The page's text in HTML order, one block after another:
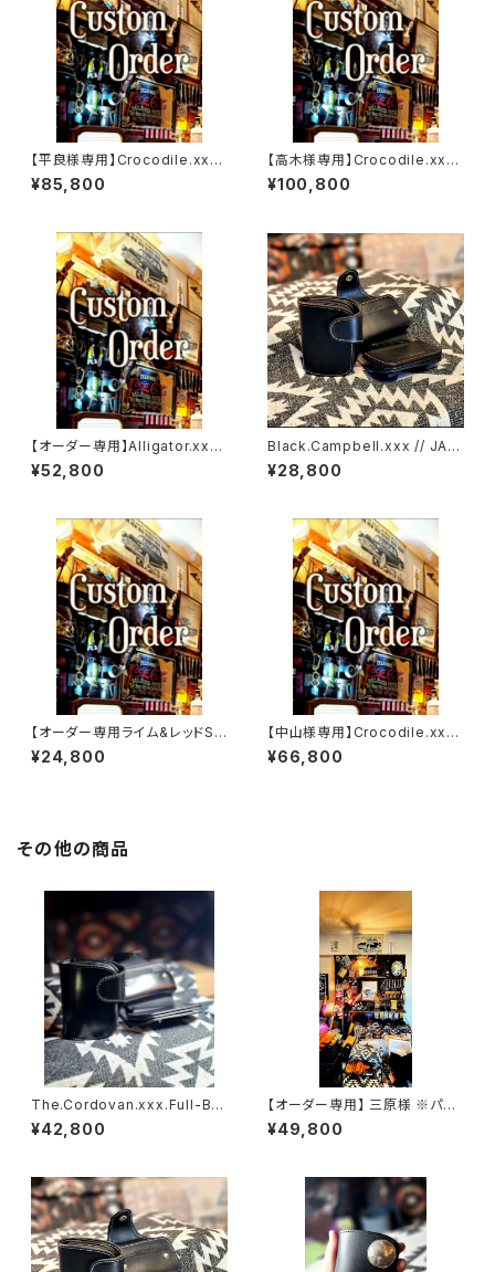
【平良様専用】Crocodile.xxx.
ORIENTAL-BLUE.Edition// J
ACK.RIDE.MSW
¥85,800
【高木様専用】Crocodile.xx
x."HIMARAYA".Edition// JAC
K.RIDE.SSW
¥100,800
【オーダー専用】Alligator.xxx.
Peacock,Blue.Edition// JA
CK.RIDE.SSW
¥52,800
Black.Campbell.xxx // JAC
K.RIDE.SSW
¥28,800
【オーダー専用ライム&レッドSS
W
¥24,800
【中山様専用】Crocodile.xxx.
Edition// JACK.RIDE.SSW
¥66,800
その他の商品
The.Cordovan.xxx.Full-Bla
ck.Edition // JACK.RIDE.SS
W
¥42,800
【オーダー専用】 三原様 ※パー
プルエディション SSW
¥49,800